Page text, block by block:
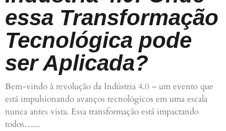
essa Transformação
Tecnológica pode
ser Aplicada?
Bem-vindo à revolução da Indústria 4.0 – um evento que
está impulsionando avanços tecnológicos em uma escala
nunca antes vista. Essa transformação está impactando
todos…